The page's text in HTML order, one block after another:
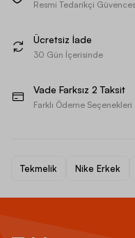
Resmi Tedarikçi
Ücretsiz İade
30 Gün İçerisinde
Vade Farksız 2 Taksit
Farklı Ödeme Seçenekleri
Tekmelik Nike Erkek